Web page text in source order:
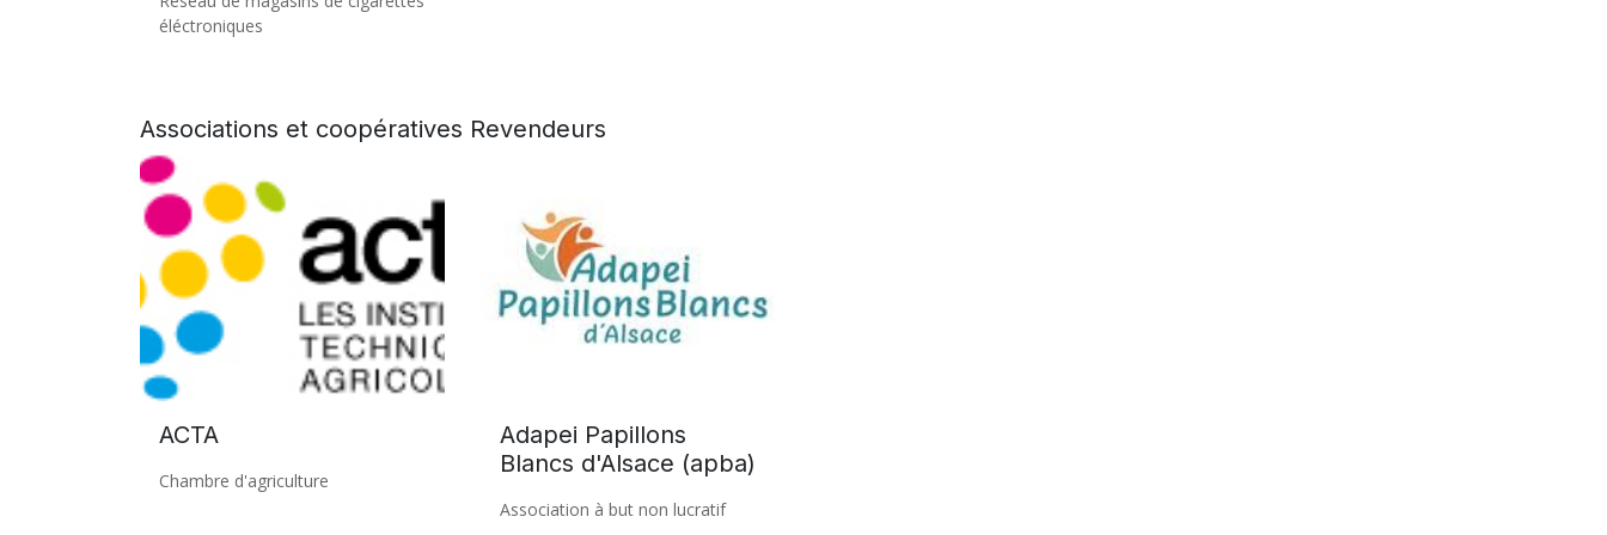
éléctroniques
Associations et coopératives Revendeurs
ACTA
Chambre d'agriculture
Adapei Papillons
Blancs d'Alsace (apba)
Association à but non lucratif